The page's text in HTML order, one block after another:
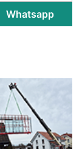
Whatsapp